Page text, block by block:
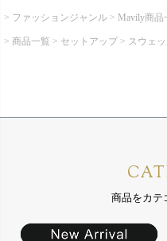
ファッションジャンル Mavily商品
商品一覧 セットアップ スウェ
商品をカテ